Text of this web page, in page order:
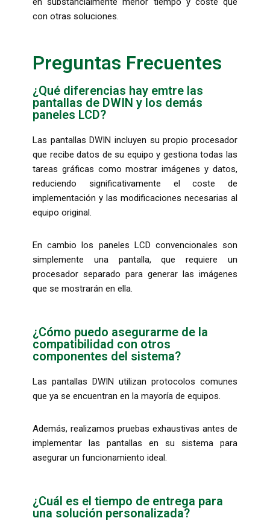
con otras soluciones.
Preguntas Frecuentes
¿Qué diferencias hay emtre las
pantallas de DWIN y los demás
paneles LCD?
Las pantallas DWIN incluyen su propio procesador
que recibe datos de su equipo y gestiona todas las
tareas gráficas como mostrar imágenes y datos,
reduciendo significativamente el coste de
implementación y las modificaciones necesarias al
equipo original.
En cambio los paneles LCD convencionales son
simplemente una pantalla, que requiere un
procesador separado para generar las imágenes
que se mostrarán en ella.
¿Cómo puedo asegurarme de la
compatibilidad con otros
componentes del sistema?
Las pantallas DWIN utilizan protocolos comunes
que ya se encuentran en la mayoría de equipos.
Además, realizamos pruebas exhaustivas antes de
implementar las pantallas en su sistema para
asegurar un funcionamiento ideal.
¿Cuál es el tiempo de entrega para
una solución personalizada?